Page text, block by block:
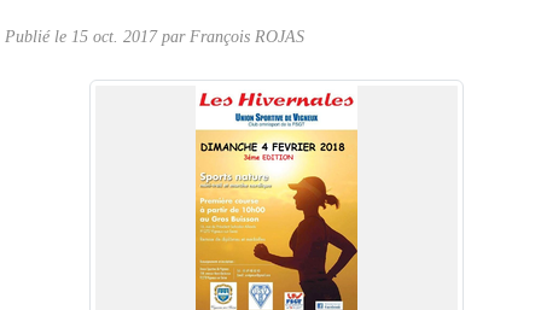
Publié le 15 oct. 2017par François ROJAS